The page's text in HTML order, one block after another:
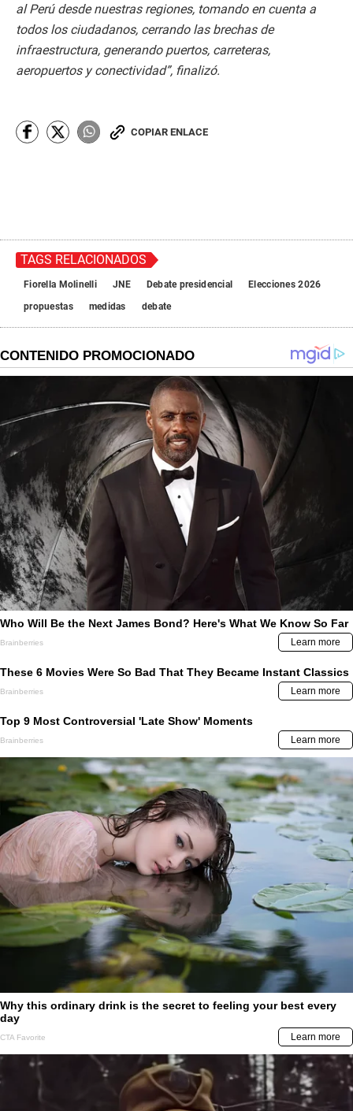
al Perú desde nuestras regiones, tomando en cuenta a
todos los ciudadanos, cerrando las brechas de
infraestructura, generando puertos, carreteras,
aeropuertos y conectividad”, finalizó.
COPIAR ENLACE
TAGS RELACIONADOS
Fiorella Molinelli JNE Debate presidencial
Elecciones 2026
propuestas
medidas debate